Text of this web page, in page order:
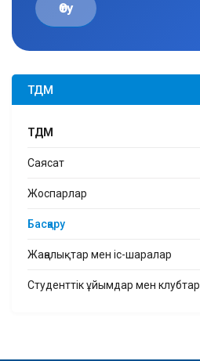
Өту
ТДМ
ТДМ
Саясат
Жоспарлар
Басқару
Жаңалықтар мен іс-шаралар
Студенттік ұйымдар мен клубтар